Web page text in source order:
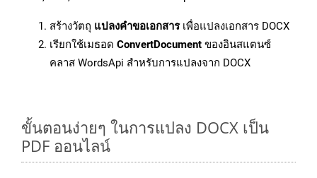
สร้างวัตถุ แปลงคำขอเอกสารเพื่อแปลงเอกสาร DOCX
เรียกใช้เมธอด ConvertDocument ของอินสแตนซ์
คลาส WordsApi สำหรับการแปลงจาก DOCX
ขั้นตอนง่ายๆ ในการแปลง DOCX เป็น
PDF ออนไลน์